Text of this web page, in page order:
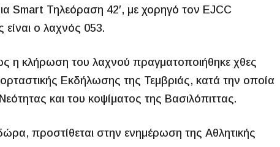
Smart Τηλεόραση 42′, με χορηγό τον EJCC
ο λαχνός 053.
η κλήρωση του λαχνού πραγματοποιήθηκε χθες
Εκδήλωσης της Τεμβριάς, κατά την οποία
και του κοψίματος της Βασιλόπιττας.
προστίθεται στην ενημέρωση της Αθλητικής